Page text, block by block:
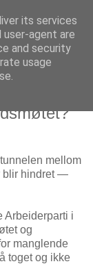
og
mellom
blir hindret —
Arbeiderparti i
og
manglende
toget og ikke
its services
user-agent are
and security
usage